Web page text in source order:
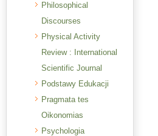
Philosophical
Discourses
Physical Activity
Review : International
Scientific Journal
Podstawy Edukacji
Pragmata tes
Oikonomias
Psychologia